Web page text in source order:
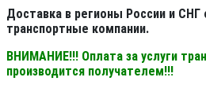
Доставка в регионы России и СНГ
транспортные компании.
ВНИМАНИЕ!!! Оплата за услуги
производится получателем!!!